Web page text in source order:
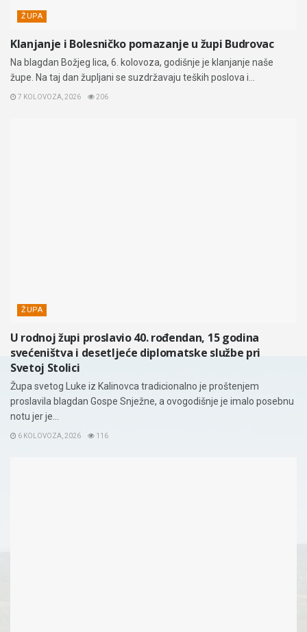
ŽUPA
Klanjanje i Bolesničko pomazanje u župi Budrovac
Na blagdan Božjeg lica, 6. kolovoza, godišnje je klanjanje naše
župe. Na taj dan župljani se suzdržavaju teških poslova i...
7 KOLOVOZA, 2026 206
ŽUPA
U rodnoj župi proslavio 40. rođendan, 15 godina
svećeništva i desetljeće diplomatske službe pri
Svetoj Stolici
Župa svetog Luke iz Kalinovca tradicionalno je proštenjem
proslavila blagdan Gospe Snježne, a ovogodišnje je imalo posebnu
notu jer je...
6 KOLOVOZA, 2026 116